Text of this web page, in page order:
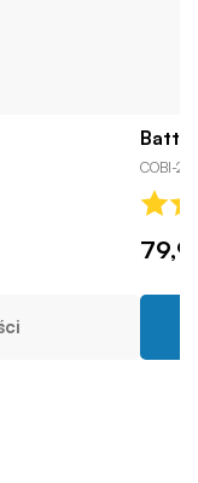
COBI-